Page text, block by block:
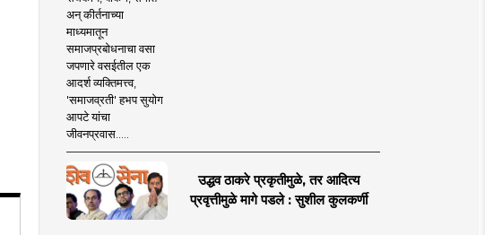
अन् कीर्तनाच्या
माध्यमातून
समाजप्रबोधनाचा वसा
जपणारे वसईतील एक
आदर्श व्यक्तिमत्त्व,
'समाजव्रती' हभप सुयोग
आपटे यांचा
जीवनप्रवास.....
उद्धव ठाकरे प्रकृतीमुळे, तर आदित्य
प्रवृत्तीमुळे मागे पडले : सुशील कुलकर्णी